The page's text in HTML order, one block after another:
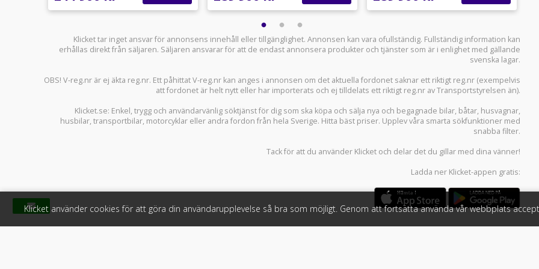
Klicket tar inget ansvar för annonsens innehåll eller tillgänglighet. Annonsen kan vara ofullständig. Fullständig information kan
erhållas direkt från säljaren. Säljaren ansvarar för att de endast annonsera produkter och tjänster som är i enlighet med gällande
svenska lagar.
OBS! V-reg.nr är ej äkta reg.nr. Ett påhittat V-reg.nr kan anges i annonsen om det aktuella fordonet saknar ett riktigt reg.nr (exempelvis
att fordonet är helt nytt eller har importerats och ej tilldelats ett riktigt reg.nr av Transportstyrelsen än).
Klicket.se: Enkel, trygg och användarvänlig söktjänst för dig som ska köpa och sälja nya och begagnade bilar, båtar, husvagnar,
husbilar,transportbilar, motorcyklar eller andra fordon från hela Sverige. Hitta bäst priser. Upplev våra smarta sökfunktioner med
snabba filter.
Tack för att du använder Klicket och delar det du gillar med dina vänner!
Ladda ner Klicket-appen gratis:
Klicket använder cookies för att göra din användarupplevelse så bra som möjligt. Genom att fortsätta använda vår webbplats